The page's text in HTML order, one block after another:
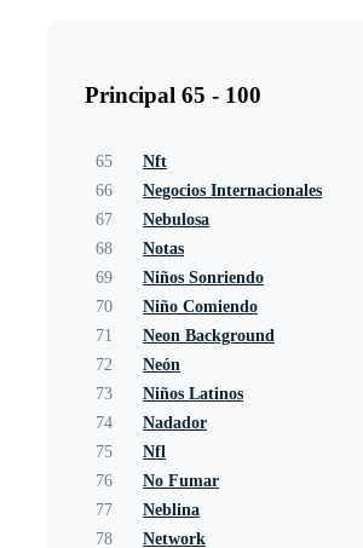
Principal 65 - 100
65
Nft
66
Negocios Internacionales
67
Nebulosa
68
Notas
69
Niños Sonriendo
70
Niño Comiendo
71
Neon Background
72
Neón
73
Niños Latinos
74
Nadador
75
Nfl
76
No Fumar
77
Neblina
78
Network